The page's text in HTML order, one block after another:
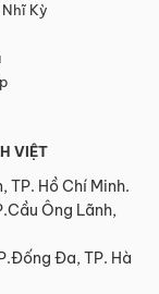
Kỳ
VIỆT
TP. Hồ Chí Minh.
Ông Lãnh,
Đa, TP. Hà